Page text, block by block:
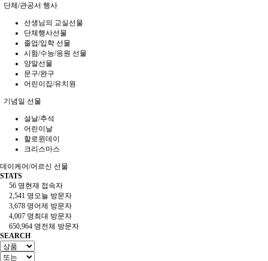
단체/관공서 행사
선생님의 교실선물
단체행사선물
졸업/입학 선물
시험/수능/응원 선물
양말선물
문구/완구
어린이집/유치원
기념일 선물
설날/추석
어린이날
할로윈데이
크리스마스
데이케어/어르신 선물
STATS
56 명현재 접속자
2,541 명 오늘 방문자
3,678 명어제 방문자
4,007 명최대 방문자
650,964 명전체 방문자
SEARCH